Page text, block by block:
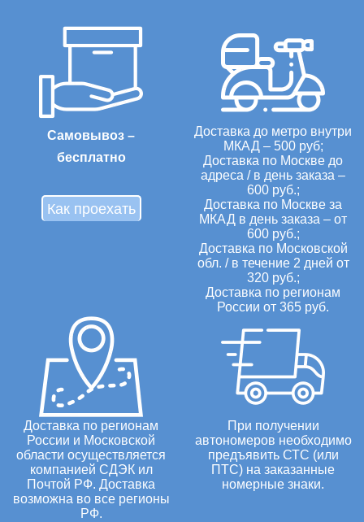
Самовывоз –
бесплатно
Как проехать
Доставка до метро внутри
МКАД – 500 руб;
Доставка по Москве до
адреса / в день заказа –
600 руб.;
Доставка по Москве за
МКАД в день заказа – от
600 руб.;
Доставка по Московской
обл. / в течение 2 дней от
320 руб.;
Доставка по регионам
России от 365 руб.
Доставка по регионам
России и Московской
области осуществляется
компанией СДЭК ил
Почтой РФ. Доставка
возможна во все регионы
РФ.
При получении
автономеров необходимо
предъявить СТС (или
ПТС) на заказанные
номерные знаки.